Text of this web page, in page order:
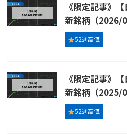
《限定記事》
新銘柄（2026/
52週高値
《限定記事》
新銘柄（2025/
52週高値